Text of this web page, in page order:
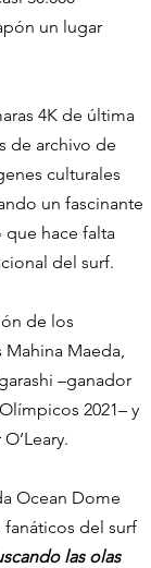
un lugar
4K de última
de archivo de
culturales
un fascinante
que hace falta
del surf.
de los
Maeda,
–ganador
2021– y
Ocean Dome
fanáticos del surf
las olas